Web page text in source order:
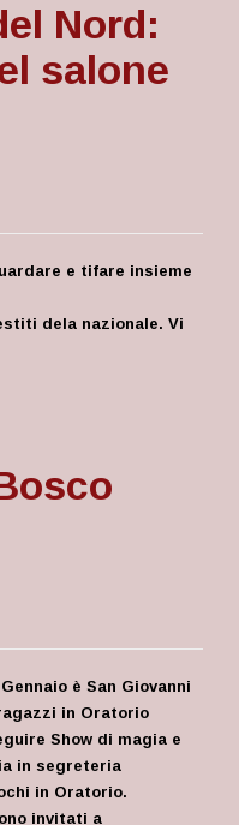
Nord:
salone
e tifare insieme
dela nazionale. Vi
è San Giovanni
in Oratorio
Show di magia e
in segreteria
in Oratorio.
invitati a